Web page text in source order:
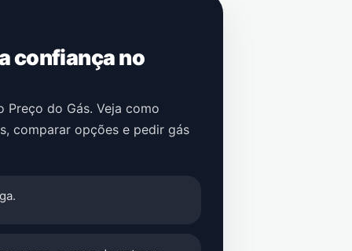
confiança no
do Gás. Veja como
, comparar opções e pedir gás